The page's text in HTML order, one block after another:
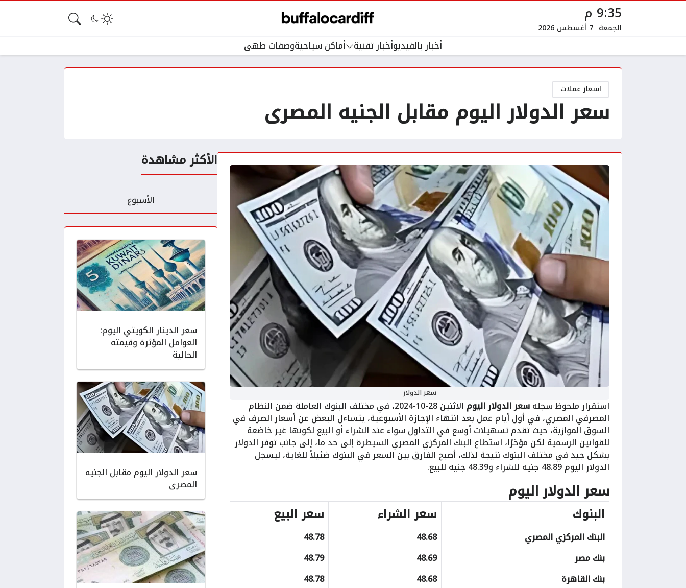
9:35 م
الجمعة 7 أغسطس 2026
أخبار بالفيديوأخبار تقنية أماكن سياحيةوصفات طهى
اسعار عملات
سعر الدولار اليوم مقابل الجنيه المصرى
الأكثر مشاهدة
الأسبوع
سعر الدينار الكويتي اليوم:
العوامل المؤثرة وقيمته
الحالية
سعر الدولار اليوم مقابل الجنيه
المصرى
سعر الدولار
استقرار ملحوظ سجلهسعر الدولار اليوم الاثنين 28-10-2024، في مختلف البنوك العاملة ضمن النظام
المصرفي المصري، في أول أيام عمل بعد انتهاء الإجازة الأسبوعية، يتساءل البعض عن أسعار الصرف في
السوق الموازية، حيث تقدم تسهيلات أوسع في التداول سواء عند الشراء أو البيع لكونها غير خاضعة
للقوانين الرسمية لكن مؤخرًا، استطاع البنك المركزي المصري السيطرة إلى حد ما، إلى جانب توفر الدولار
بشكل جيد في مختلف البنوك نتيجة لذلك، أصبح الفارق بين السعر في البنوك ضئيلاً للغاية، ليسجل
الدولار اليوم 48.89 جنيه للشراء و48.39 جنيه للبيع.
سعر الدولار اليوم
البنوك سعر الشراء سعر البيع
البنك المركزي المصري 48.68
48.78
بنك مصر
48.69
48.79
بنك القاهرة
48.68
48.78